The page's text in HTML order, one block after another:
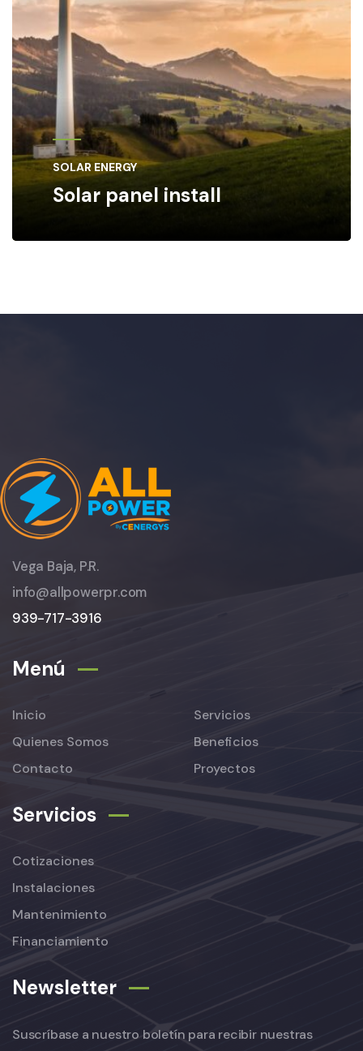
SOLAR ENERGY
Solar panel install
Vega Baja, P.R.
info@allpowerpr.com
939-717-3916
Menú
Inicio
Quienes Somos
Contacto
Servicios
Beneficios
Proyectos
Servicios
Cotizaciones
Instalaciones
Mantenimiento
Financiamiento
Newsletter
Suscríbase a nuestro boletín para recibir nuestras